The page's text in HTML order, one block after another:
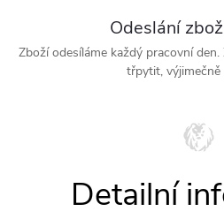
Odeslání
Zboží odesíláme každý pracovní
třpytit, výjimečně